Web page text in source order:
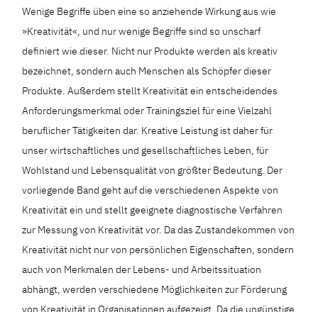
Wenige Begriffe üben eine so anziehende Wirkung aus wie
»Kreativität«, und nur wenige Begriffe sind so unscharf
definiert wie dieser. Nicht nur Produkte werden als kreativ
bezeichnet, sondern auch Menschen als Schöpfer dieser
Produkte. Außerdem stellt Kreativität ein entscheidendes
Anforderungsmerkmal oder Trainingsziel für eine Vielzahl
beruflicher Tätigkeiten dar. Kreative Leistung ist daher für
unser wirtschaftliches und gesellschaftliches Leben, für
Wohlstand und Lebensqualität von größter Bedeutung. Der
vorliegende Band geht auf die verschiedenen Aspekte von
Kreativität ein und stellt geeignete diagnostische Verfahren
zur Messung von Kreativität vor. Da das Zustandekommen von
Kreativität nicht nur von persönlichen Eigenschaften, sondern
auch von Merkmalen der Lebens- und Arbeitssituation
abhängt, werden verschiedene Möglichkeiten zur Förderung
von Kreativität in Organisationen aufgezeigt. Da die ungünstige